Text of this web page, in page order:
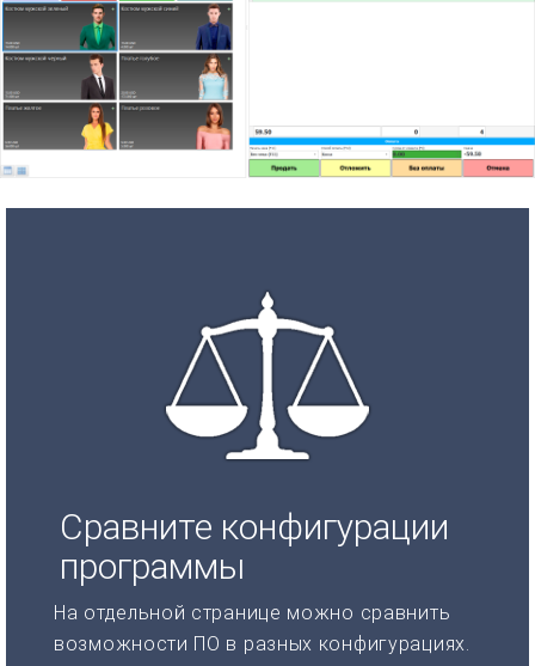
Сравните конфигурации
программы
На отдельной странице можно сравнить
возможности ПО в разных конфигурациях.